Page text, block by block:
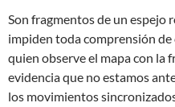
Son fragmentos de un espejo
impiden toda comprensión
quien observe el mapa con la
evidencia que no estamos
los movimientos